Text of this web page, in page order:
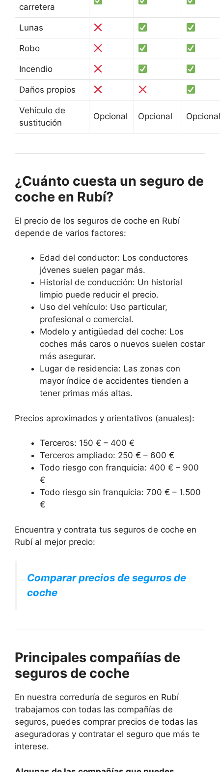
carretera
Lunas
Robo
Incendio
Daños propios
Vehículo de
sustitución
Opcional Opcional Opcional
¿Cuánto cuesta un seguro de
coche en Rubí?
El precio de los seguros de coche en Rubí
depende de varios factores:
Edad del conductor: Los conductores
jóvenes suelen pagar más.
Historial de conducción: Un historial
limpio puede reducir el precio.
Uso del vehículo: Uso particular,
profesional o comercial.
Modelo y antigüedad del coche: Los
coches más caros o nuevos suelen costar
más asegurar.
Lugar de residencia: Las zonas con
mayor índice de accidentes tienden a
tener primas más altas.
Precios aproximados y orientativos (anuales):
Terceros: 150 € – 400 €
Terceros ampliado: 250 € – 600 €
Todo riesgo con franquicia: 400 € – 900
€
Todo riesgo sin franquicia: 700 € – 1.500
€
Encuentra y contrata tus seguros de coche en
Rubí al mejor precio:
Comparar precios de seguros de
coche
Principales compañías de
seguros de coche
En nuestra correduría de seguros en Rubí
trabajamos con todas las compañías de
seguros, puedes comprar precios de todas las
aseguradoras y contratar el seguro que más te
interese.